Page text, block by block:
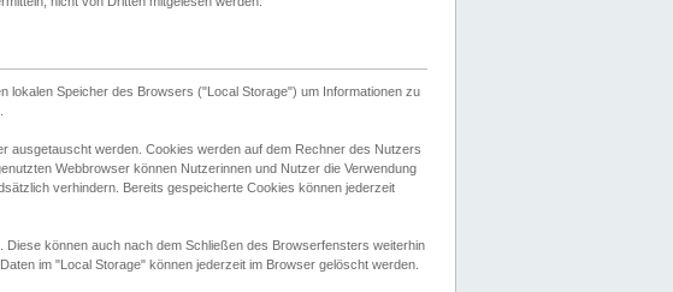
lokalen Speicher des Browsers ("Local Storage") um Informationen zu
ausgetauscht werden. Cookies werden auf dem Rechner des Nutzers
Webbrowser können Nutzerinnen und Nutzer die Verwendung
verhindern. Bereits gespeicherte Cookies können jederzeit
können auch nach dem Schließen des Browserfensters weiterhin
im "Local Storage" können jederzeit im Browser gelöscht werden.